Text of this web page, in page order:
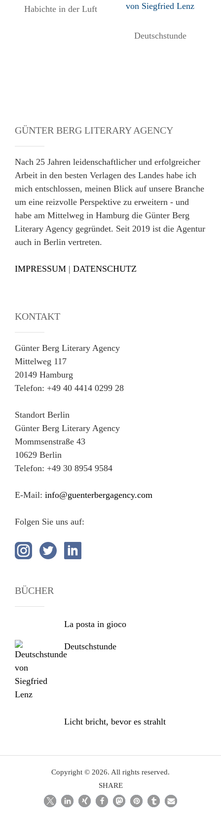
Habichte in der Luft
Deutschstunde
GÜNTER BERG LITERARY AGENCY
Nach 25 Jahren leidenschaftlicher und erfolgreicher
Arbeit in den besten Verlagen des Landes habe ich
mich entschlossen, meinen Blick auf unsere Branche
um eine reizvolle Perspektive zu erweitern - und
habe am Mittelweg in Hamburg die Günter Berg
Literary Agency gegründet. Seit 2019 ist die Agentur
auch in Berlin vertreten.
IMPRESSUM | DATENSCHUTZ
KONTAKT
Günter Berg Literary Agency
Mittelweg 117
20149 Hamburg
Telefon: +49 40 4414 0299 28
Standort Berlin
Günter Berg Literary Agency
Mommsenstraße 43
10629 Berlin
Telefon: +49 30 8954 9584
E-Mail: info@guenterbergagency.com
Folgen Sie uns auf:
BÜCHER
La posta in gioco
Deutschstunde
Licht bricht, bevor es strahlt
Copyright © 2026. All rights reserved.
SHARE